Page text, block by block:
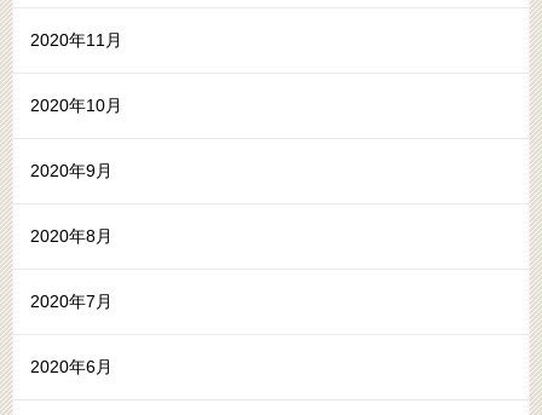
2020年11月
2020年10月
2020年9月
2020年8月
2020年7月
2020年6月